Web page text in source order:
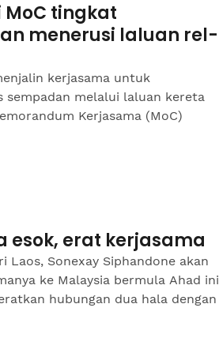
MoC tingkat
menerusi laluan rel-
kerjasama untuk
sempadan melalui laluan kereta
Kerjasama (MoC)
esok, erat kerjasama
Laos, Sonexay Siphandone akan
ke Malaysia bermula Ahad ini
hubungan dua hala dengan